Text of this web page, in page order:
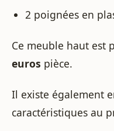
2 poignées en
Ce meuble haut est
euros pièce.
Il existe également
caractéristiques au